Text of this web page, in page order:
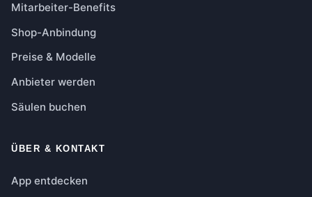
Mitarbeiter-Benefits
Shop-Anbindung
Preise & Modelle
Anbieter werden
Säulen buchen
ÜBER & KONTAKT
App entdecken